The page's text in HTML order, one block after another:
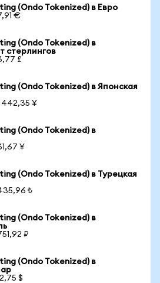
(Ondo Tokenized) в Евро
€
(Ondo Tokenized) в
стерлингов
£
(Ondo Tokenized) в Японская
442,35 ¥
(Ondo Tokenized) в
¥
(Ondo Tokenized) в Турецкая
₺
(Ondo Tokenized) в
₽
(Ondo Tokenized) в
$